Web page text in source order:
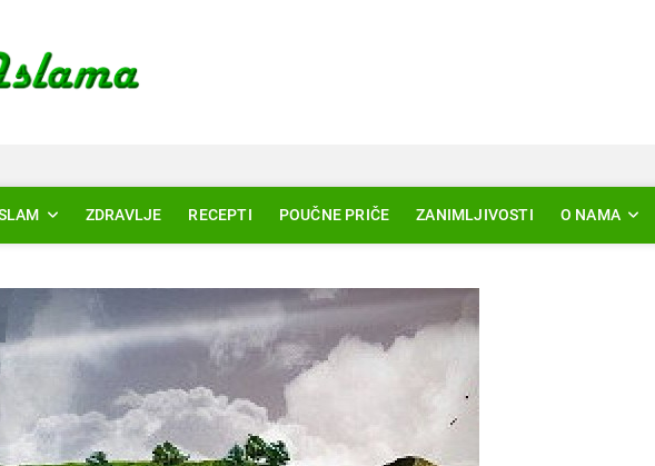
ZDRAVLJE RECEPTI POUČNE PRIČE ZANIMLJIVOSTI O NAMA